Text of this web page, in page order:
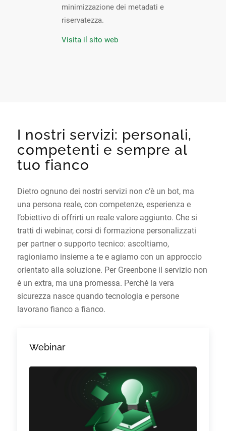
minimizzazione dei metadati e
riservatezza.
Visita il sito web
I nostri servizi: personali,
competenti e sempre al
tuo fianco
Dietro ognuno dei nostri servizi non c’è un bot, ma
una persona reale, con competenze, esperienza e
l’obiettivo di offrirti un reale valore aggiunto. Che si
tratti di webinar, corsi di formazione personalizzati
per partner o supporto tecnico: ascoltiamo,
ragioniamo insieme a te e agiamo con un approccio
orientato alla soluzione. Per Greenbone il servizio non
è un extra, ma una promessa. Perché la vera
sicurezza nasce quando tecnologia e persone
lavorano fianco a fianco.
Webinar